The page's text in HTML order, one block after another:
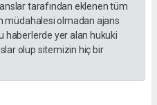
tarafından eklenen tüm
müdahalesi olmadan ajans
haberlerde yer alan hukuki
olup sitemizin hiç bir